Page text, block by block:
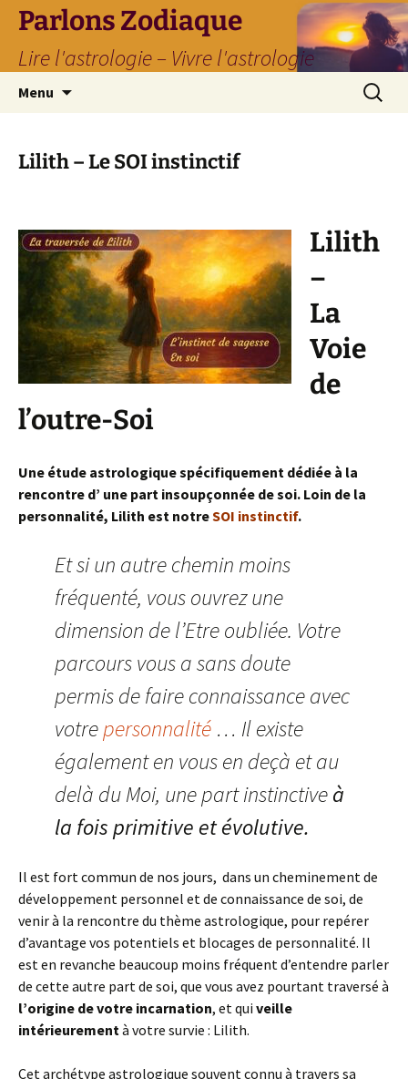
Parlons Zodiaque
Lire l'astrologie – Vivre l'astrologie
Menu
Lilith – Le SOI instinctif
Lilith
–
La
Voie
de
l’outre-Soi
Une étude astrologique spécifiquement dédiée à la
rencontre d’ une part insoupçonnée de soi. Loin de la
personnalité, Lilith est notreSOI instinctif.
Et si un autre chemin moins
fréquenté, vous ouvrez une
dimension de l’Etre oubliée. Votre
parcours vous a sans doute
permis de faire connaissance avec
votrepersonnalité … Il existe
également en vous en deçà et au
delà du Moi, une part instinctiveà
la fois primitive et évolutive.
Il est fort commun de nos jours, dans un cheminement de
développement personnel et de connaissance de soi, de
venir à la rencontre du thème astrologique, pour repérer
d’avantage vos potentiels et blocages de personnalité. Il
est en revanche beaucoup moins fréquent d’entendre parler
de cette autre part de soi, que vous avez pourtant traversé à
l’origine de votre incarnation, et qui veille
intérieurementà votre survie : Lilith.
Cet archétype astrologique souvent connu à travers sa